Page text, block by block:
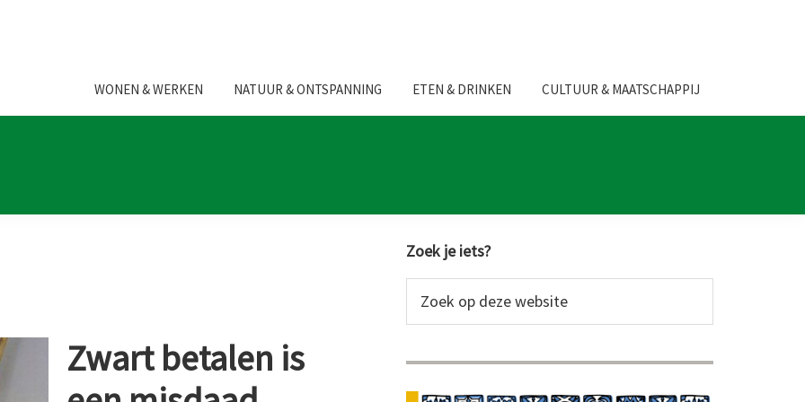
WONEN & WERKEN NATUUR & ONTSPANNING ETEN & DRINKEN CULTUUR & MAATSCHAPPIJ
Zwart betalen is
Primaire
Sidebar
Zoek je iets?
op
website